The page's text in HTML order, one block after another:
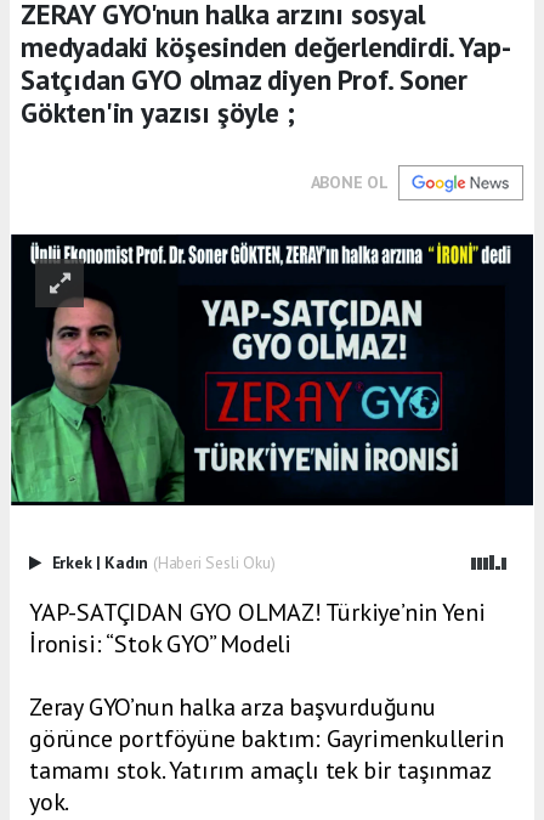
ZERAY GYO'nun halka arzını sosyal
medyadaki köşesinden değerlendirdi. Yap-
Satçıdan GYO olmaz diyen Prof. Soner
Gökten'in yazısı şöyle ;
ABONE OL
Erkek | Kadın (Haberi Sesli Oku)
YAP-SATÇIDAN GYO OLMAZ! Türkiye’nin Yeni
İronisi: “Stok GYO” Modeli
Zeray GYO’nun halka arza başvurduğunu
görünce portföyüne baktım: Gayrimenkullerin
tamamı stok. Yatırım amaçlı tek bir taşınmaz
yok.